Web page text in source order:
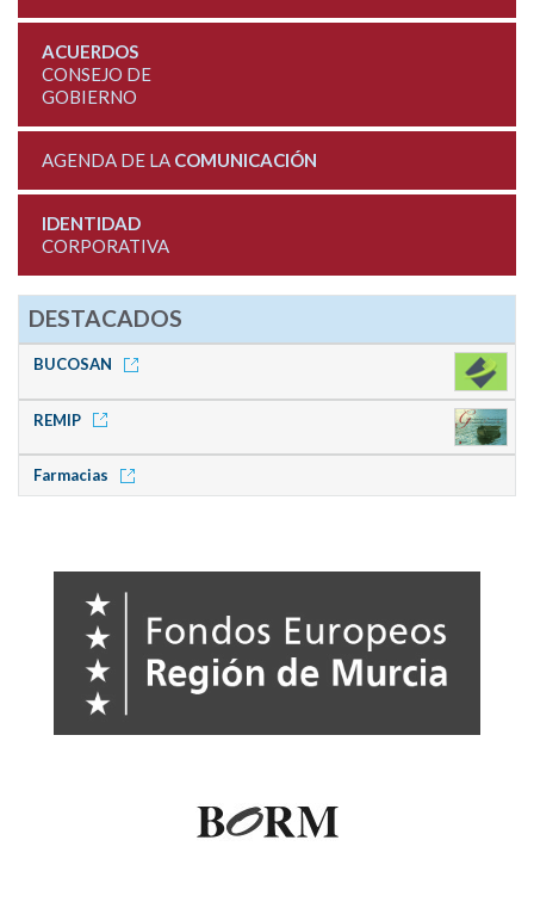
ACUERDOS
CONSEJO DE
GOBIERNO
AGENDA DE LA COMUNICACIÓN
IDENTIDAD
CORPORATIVA
DESTACADOS
BUCOSAN
REMIP
Farmacias